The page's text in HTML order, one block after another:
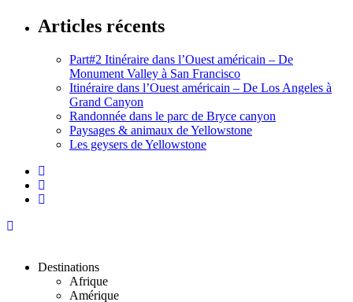
Articles récents
Part#2 Itinéraire dans l’Ouest américain – De
Monument Valley à San Francisco
Itinéraire dans l’Ouest américain – De Los Angeles à
Grand Canyon
Randonnée dans le parc de Bryce canyon
Paysages & animaux de Yellowstone
Les geysers de Yellowstone
Destinations
Afrique
Amérique